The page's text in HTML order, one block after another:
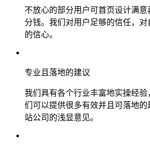
不放心的部分用户可首页设计满
分钱。我们对用户足够的信任，
的信心。
专业且落地的建议
我们具有各个行业丰富地实操经
们可以提供很多有效并且可落地
站公司的浅显意见。